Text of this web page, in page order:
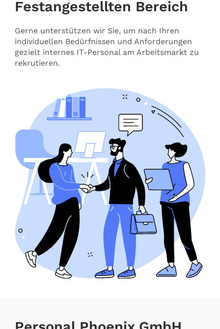
Festangestellten Bereich
Gerne unterstützen wir Sie, um nach Ihren
individuellen Bedürfnissen und Anforderungen
gezielt internes IT-Personal am Arbeitsmarkt zu
rekrutieren.